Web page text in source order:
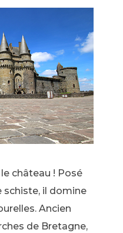
château ! Posé
il domine
Ancien
de Bretagne,